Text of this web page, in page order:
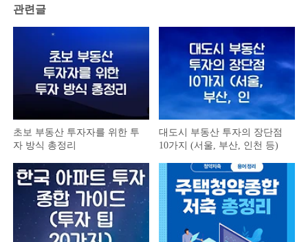
관련글
초보 부동산 투자자를 위한 투
자 방식 총정리
대도시 부동산 투자의 장단점
10가지 (서울, 부산, 인천 등)